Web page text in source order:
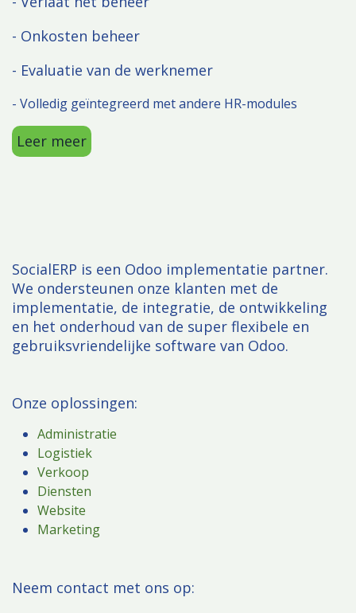
- Onkosten beheer
- Evaluatie van de werknemer
- Volledig geïntegreerd met andere HR-modules
Leer meer
SocialERP is een Odoo implementatie partner.
We ondersteunen onze klanten met de
implementatie, de integratie, de ontwikkeling
en het onderhoud van de super flexibele en
gebruiksvriendelijke software van Odoo.
Onze oplossingen:
Administratie
Logistiek
Verkoop
Diensten
Website
Marketing
​Neem contact met ons op: